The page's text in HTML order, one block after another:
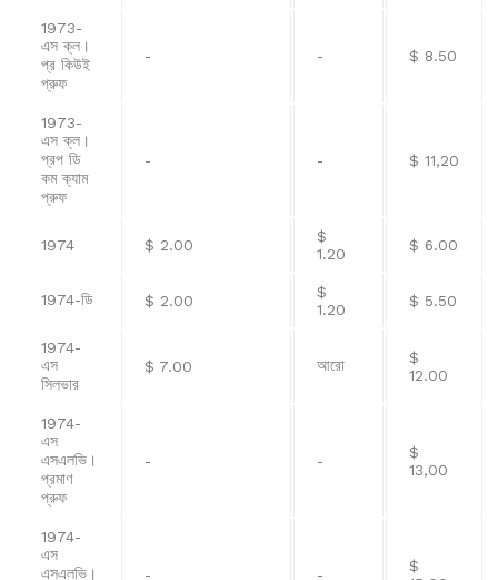
1973-
এস ক্ল।
প্র কিউই
প্রুফ
- - $ 8.50
1973-
এস ক্ল।
প্রপ ডি
কম ক্যাম
প্রুফ
- - $ 11,20
1974 $ 2.00
$
1.20
$ 6.00
1974-ডি $ 2.00
$
1.20
$ 5.50
1974-
এস
সিলভার
$ 7.00 আরো
$
12.00
1974-
এস
এসএলভি।
প্রমাণ
প্রুফ
- -
$
13,00
1974-
এস
এসএলভি।
- -
$